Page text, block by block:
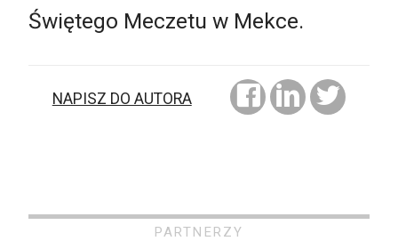
Świętego Meczetu w Mekce.
NAPISZ DO AUTORA
PARTNERZY